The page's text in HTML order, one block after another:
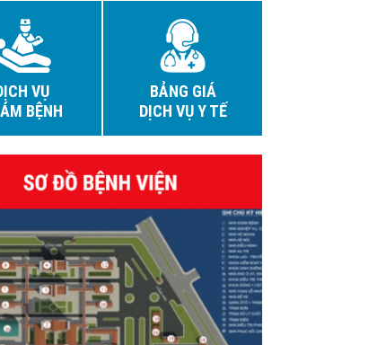
VỤ
BỆNH
BẢNG GIÁ
DỊCH VỤ Y TẾ